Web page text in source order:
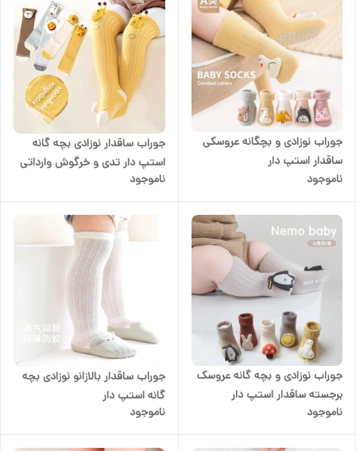
جوراب نوزادی و بچگانه عروسکی
ساقدار استپ دار
ناموجود
جوراب ساقدار نوزادی بچه گانه
استپ دار تدی و خرگوش وارداتی
ناموجود
جوراب نوزادی و بچه گانه عروسک
برجسته ساقدار استپ دار
ناموجود
جوراب ساقدار بالازانو نوزادی بچه
گانه استپ دار
ناموجود